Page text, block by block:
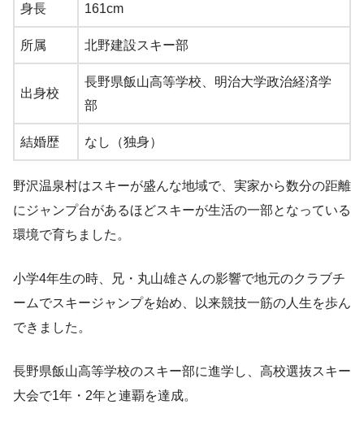
身長 161cm
所属 北野建設スキー部
出身校
長野県飯山高等学校、明治大学政治経済学
部
結婚歴 なし（独身）
野沢温泉村はスキーが盛んな地域で、実家から数分の距離
にジャンプ台があるほどスキーが生活の一部となっている
環境で育ちました。
小学4年生の時、兄・丸山雄さんの影響で地元のクラブチ
ームでスキージャンプを始め、以来競技一筋の人生を歩ん
できました。
長野県飯山高等学校のスキー部に進学し、高校選抜スキー
大会で1年・2年と連覇を達成。